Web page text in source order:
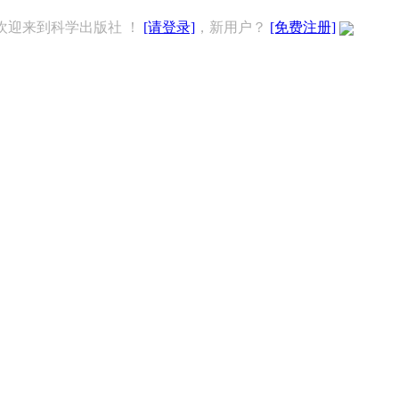
迎来到科学出版社 ！ [请登录] ，新用户？ [免费注册]